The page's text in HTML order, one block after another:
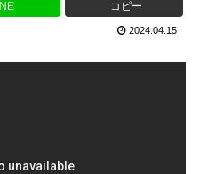
コピー
2024.04.15